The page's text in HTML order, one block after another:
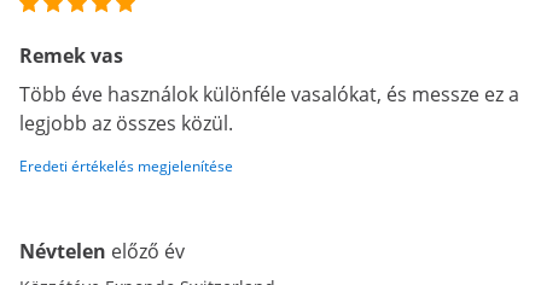
Remek vas
Több éve használok különféle vasalókat, és messze ez a
legjobb az összes közül.
Eredeti értékelés megjelenítése
Névtelen előző év